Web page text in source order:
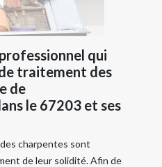
qui
traitement des
de
le 67203 et ses
charpentes sont
de leur solidité. Afin de